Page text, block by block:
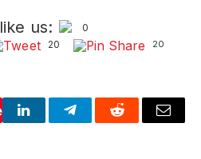
us:
0
20 20
LinkedInTelegramReddit Email